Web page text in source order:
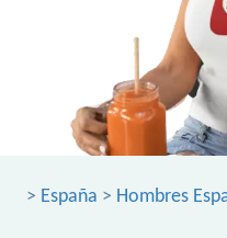
> España > Hombres